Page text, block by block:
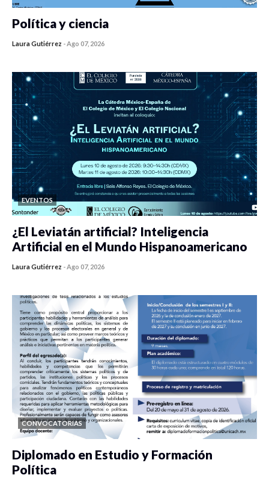
Política y ciencia
Laura Gutiérrez -Ago 07, 2026
EVENTOS
¿El Leviatán artificial? Inteligencia
Artificial en el Mundo Hispanoamericano
Laura Gutiérrez -Ago 07, 2026
CONVOCATORIAS
Diplomado en Estudio y Formación
Política